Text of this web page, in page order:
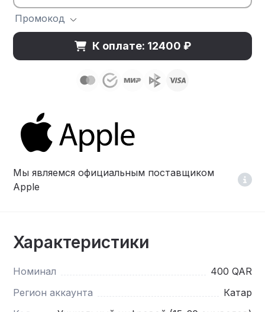
Промокод
К оплате: 12400 ₽
Мы являемся официальным поставщиком
Apple
Характеристики
Номинал
400 QAR
Регион аккаунта
Катар